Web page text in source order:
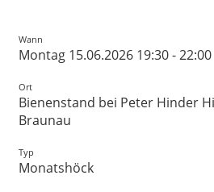
Wann
Montag 15.06.2026 19:30 - 22:00
Ort
Bienenstand bei Peter Hinder
Braunau
Typ
Monatshöck